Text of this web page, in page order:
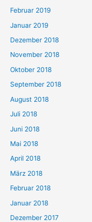
Februar 2019
Januar 2019
Dezember 2018
November 2018
Oktober 2018
September 2018
August 2018
Juli 2018
Juni 2018
Mai 2018
April 2018
März 2018
Februar 2018
Januar 2018
Dezember 2017